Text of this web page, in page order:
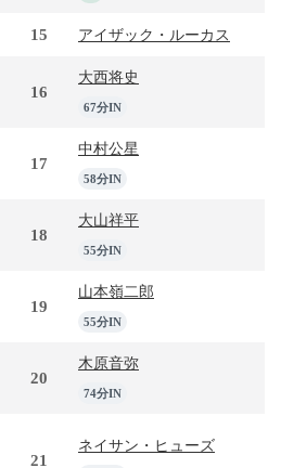
15 アイザック・ルーカス
16
大西将史
67分IN
17
中村公星
58分IN
18
大山祥平
55分IN
19
山本嶺二郎
55分IN
20
木原音弥
74分IN
21
ネイサン・ヒューズ